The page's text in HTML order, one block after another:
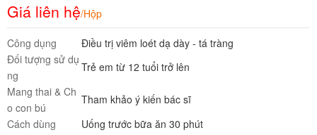
Giá liên hệ/Hộp
Công dụng
Điều trị viêm loét dạ dày - tá tràng
Đối tượng sử dụ
ng
Trẻ em từ 12 tuổi trở lên
Mang thai & Ch
o con bú
Tham khảo ý kiến bác sĩ
Cách dùng
Uống trước bữa ăn 30 phút